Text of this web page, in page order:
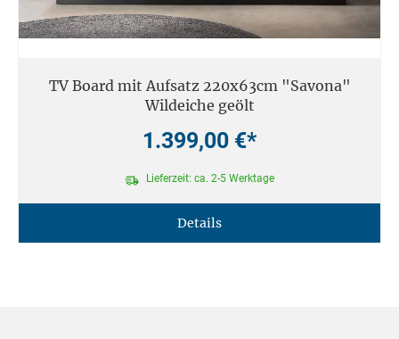
TV Board mit Aufsatz 220x63cm "Savona"
Wildeiche geölt
1.399,00 €*
Lieferzeit: ca. 2-5 Werktage
Details